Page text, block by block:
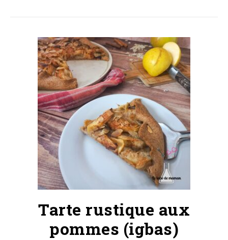
Tarte rustique aux
pommes (igbas)